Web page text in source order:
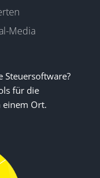
Media
Steuersoftware?
für die
einem Ort.